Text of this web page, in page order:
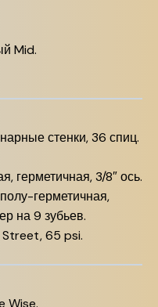
Mid.
стенки, 36 спиц.
герметичная, 3/8″ ось.
герметичная,
на 9 зубьев.
Street, 65 psi.
Wise.